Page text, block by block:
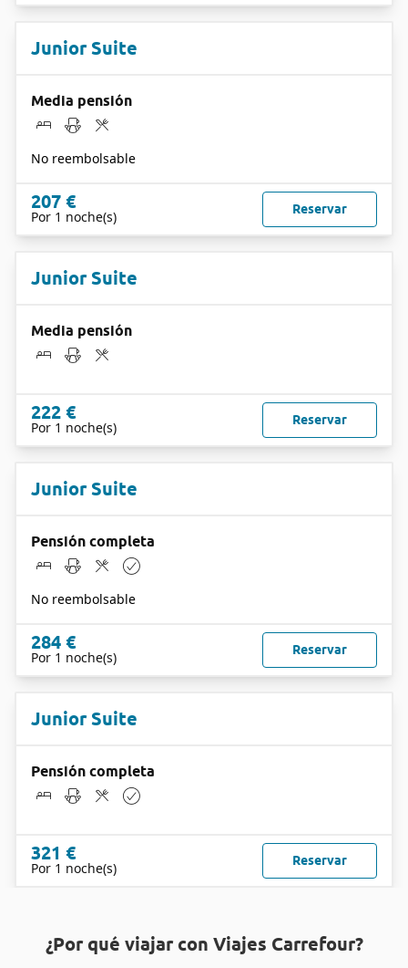
Junior Suite
Media pensión
No reembolsable
207 €
Por 1 noche(s) Reservar
Junior Suite
Media pensión
222 €
Por 1 noche(s) Reservar
Junior Suite
Pensión completa
No reembolsable
284 €
Por 1 noche(s) Reservar
Junior Suite
Pensión completa
321 €
Por 1 noche(s) Reservar
¿Por qué viajar con Viajes Carrefour?